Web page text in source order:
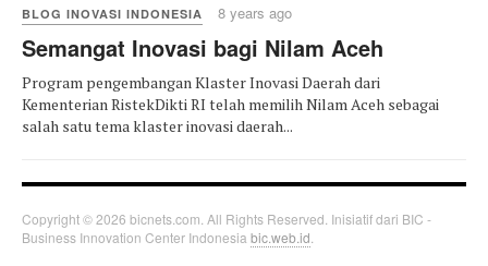
BLOG INOVASI INDONESIA 8 years ago
Semangat Inovasi bagi Nilam Aceh
Program pengembangan Klaster Inovasi Daerah dari
Kementerian RistekDikti RI telah memilih Nilam Aceh sebagai
salah satu tema klaster inovasi daerah...
Copyright © 2026 bicnets.com. All Rights Reserved. Inisiatif dari BIC -
Business Innovation Center Indonesia bic.web.id